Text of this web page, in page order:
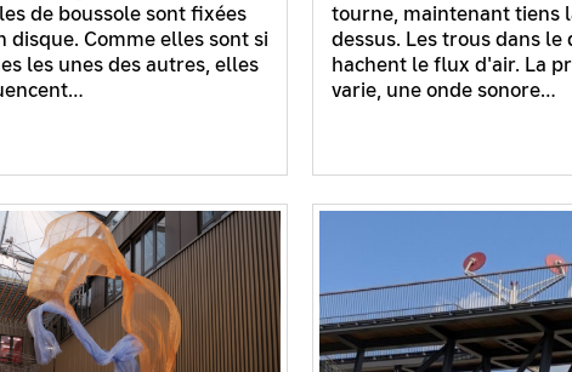
de boussole sont fixées
disque. Comme elles sont si
les unes des autres, elles
tourne, maintenant tiens
dessus. Les trous dans le
hachent le flux d'air. La
varie, une onde sonore…